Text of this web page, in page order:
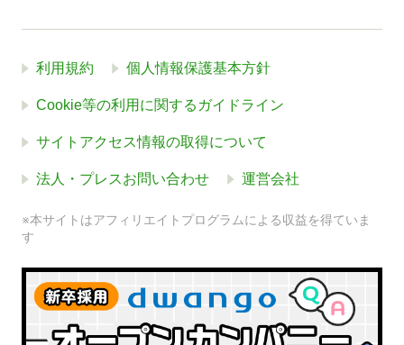
利用規約 個人情報保護基本方針
Cookie等の利用に関するガイドライン
サイトアクセス情報の取得について
法人・プレスお問い合わせ 運営会社
※本サイトはアフィリエイトプログラムによる収益を得ていま
す